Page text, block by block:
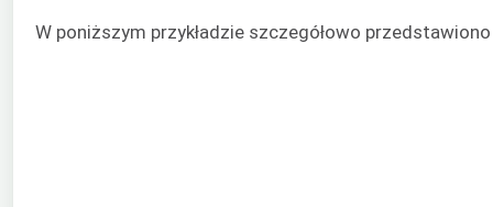
W poniższym przykładzie szczegółowo